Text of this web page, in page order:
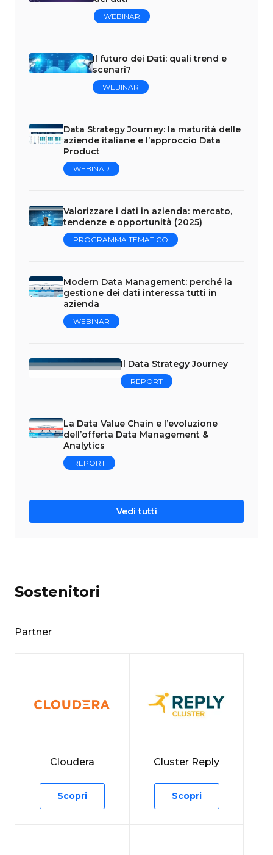
WEBINAR
Il futuro dei Dati: quali trend e
scenari?
WEBINAR
Data Strategy Journey: la maturità delle
aziende italiane e l’approccio Data
Product
WEBINAR
Valorizzare i dati in azienda: mercato,
tendenze e opportunità (2025)
PROGRAMMA TEMATICO
Modern Data Management: perché la
gestione dei dati interessa tutti in
azienda
WEBINAR
Il Data Strategy Journey
REPORT
La Data Value Chain e l’evoluzione
dell’offerta Data Management &
Analytics
REPORT
Vedi tutti
Sostenitori
Partner
Cloudera
Scopri
Cluster Reply
Scopri